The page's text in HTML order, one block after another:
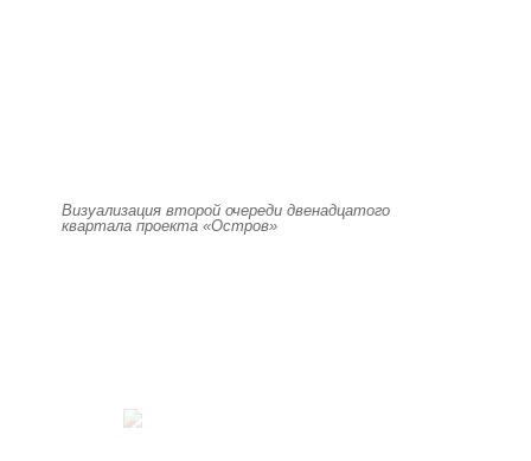
Визуализация второй очереди двенадцатого
квартала проекта «Остров»